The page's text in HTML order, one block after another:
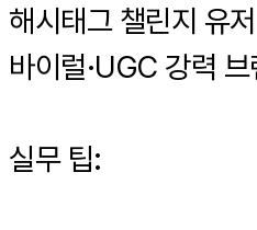
해시태그 챌린지 유
바이럴·UGC 강력
실무 팁: